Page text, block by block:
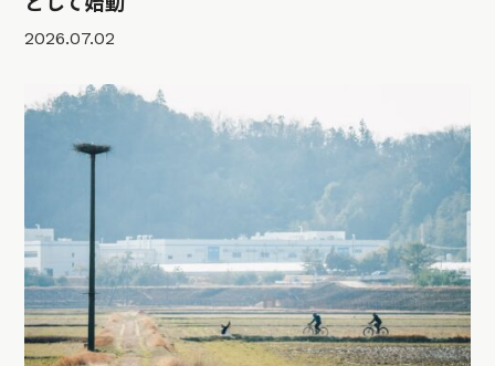
2026.07.02